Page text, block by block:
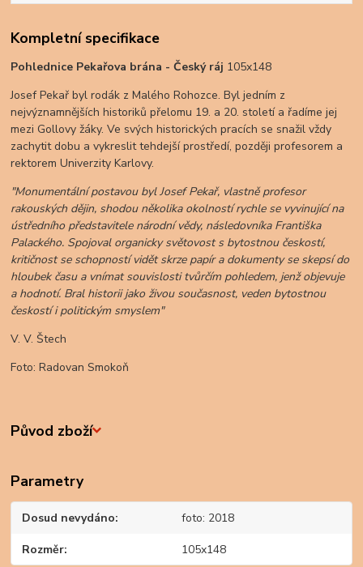
Kompletní specifikace
Pohlednice Pekařova brána - Český ráj 105x148
Josef Pekař byl rodák z Malého Rohozce. Byl jedním z
nejvýznamnějších historiků přelomu 19. a 20. století a řadíme jej
mezi Gollovy žáky. Ve svých historických pracích se snažil vždy
zachytit dobu a vykreslit tehdejší prostředí, později profesorem a
rektorem Univerzity Karlovy.
"Monumentální postavou byl Josef Pekař, vlastně profesor
rakouských dějin, shodou několika okolností rychle se vyvinující na
ústředního představitele národní vědy, následovníka Františka
Palackého. Spojoval organicky světovost s bytostnou českostí,
kritičnost se schopností vidět skrze papír a dokumenty se skepsí do
hloubek času a vnímat souvislosti tvůrčím pohledem, jenž objevuje
a hodnotí. Bral historii jako živou současnost, veden bytostnou
českostí i politickým smyslem"
V. V. Štech
Foto: Radovan Smokoň
Původ zboží
Parametry
Dosud nevydáno foto: 2018
Rozměr 105x148